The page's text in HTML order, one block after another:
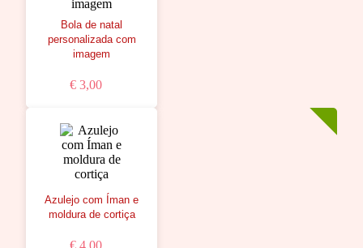
Bola de natal
personalizada com
imagem
€ 3,00
Azulejo com Íman e
moldura de cortiça
€ 4,00